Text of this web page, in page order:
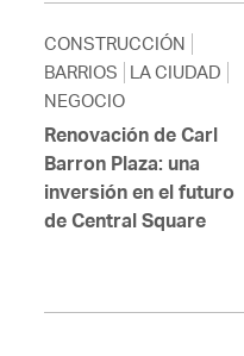
CONSTRUCCIÓN
BARRIOS
LA CIUDAD
NEGOCIO
Renovación de Carl
Barron Plaza: una
inversión en el futuro
de Central Square